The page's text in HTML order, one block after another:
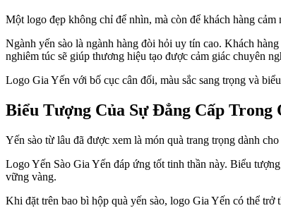
Một logo đẹp không chỉ để nhìn, mà còn để khách hàng
Ngành yến sào là ngành hàng đòi hỏi uy tín cao. Khách
nghiêm túc sẽ giúp thương hiệu tạo được cảm giác chuyên
Logo Gia Yến với bố cục cân đối, màu sắc sang trọng và
Biểu Tượng Của Sự Đẳng Cấp Trong
Yến sào từ lâu đã được xem là món quà trang trọng dành
Logo Yến Sào Gia Yến đáp ứng tốt tinh thần này. Biểu
vững vàng.
Khi đặt trên bao bì hộp quà yến sào, logo Gia Yến có thể trở